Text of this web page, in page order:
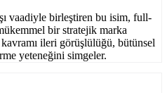
vaadiyle birleştiren bu isim, full-
bir stratejik marka
ileri görüşlülüğü, bütünsel
yeteneğini simgeler.